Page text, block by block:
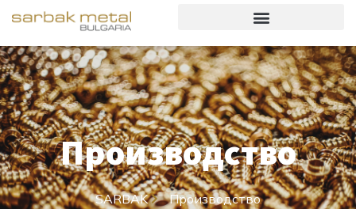
Производство
SARBAK Производство